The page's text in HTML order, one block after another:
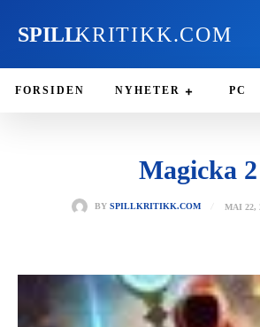
SPILLKRITIKK.COM
FORSIDEN NYHETER PC
Magicka 2
BY SPILLKRITIKK.COM MAI 22,